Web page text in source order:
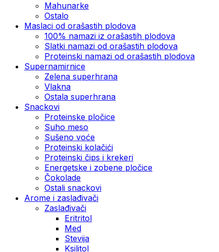
Mahunarke
Ostalo
Maslaci od orašastih plodova
100% namazi iz orašastih plodova
Slatki namazi od orašastih plodova
Proteinski namazi od orašastih plodova
Supernamirnice
Zelena superhrana
Vlakna
Ostala superhrana
Snackovi
Proteinske pločice
Suho meso
Sušeno voće
Proteinski kolačići
Proteinski čips i krekeri
Energetske i zobene pločice
Čokolade
Ostali snackovi
Arome i zaslađivači
Zaslađivači
Eritritol
Med
Stevija
Ksilitol